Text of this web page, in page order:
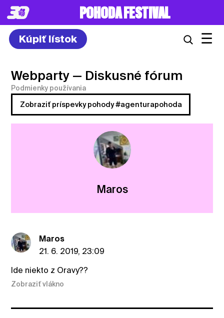
POHODA FESTIVAL
Kúpiť lístok ☰
Webparty — Diskusné fórum
Podmienky používania
Zobraziť príspevky pohody #agenturapohoda
Maros
Maros
21. 6. 2019, 23:09
Ide niekto z Oravy??
Zobraziť vlákno